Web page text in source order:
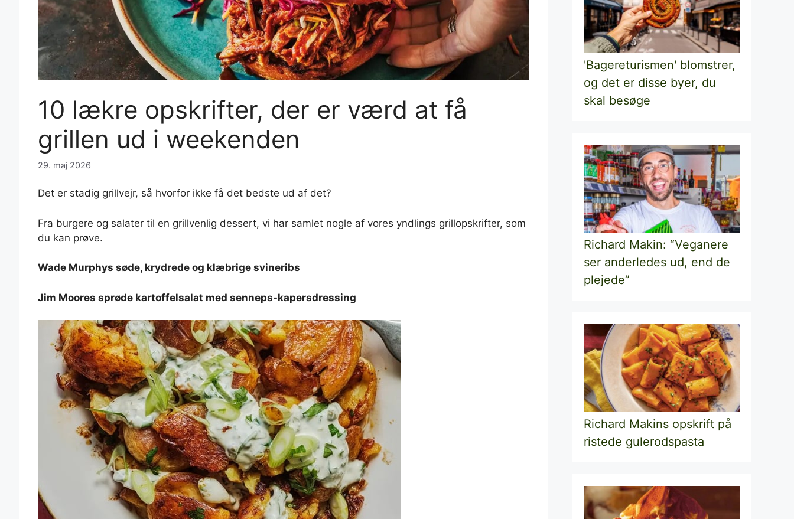
10 lækre opskrifter, der er værd at få
grillen ud i weekenden
29. maj 2026
Det er stadig grillvejr, så hvorfor ikke få det bedste ud af det?
Fra burgere og salater til en grillvenlig dessert, vi har samlet nogle af vores yndlings grillopskrifter, som
du kan prøve.
Wade Murphys søde, krydrede og klæbrige svineribs
Jim Moores sprøde kartoffelsalat med senneps-kapersdressing
'Bagereturismen' blomstrer,
og det er disse byer, du
skal besøge
Richard Makin: “Veganere
ser anderledes ud, end de
plejede”
Richard Makins opskrift på
ristede gulerodspasta